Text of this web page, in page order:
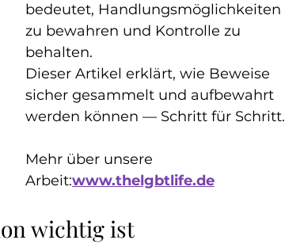
bedeutet, Handlungsmöglichkeiten
zu bewahren und Kontrolle zu
behalten.
Dieser Artikel erklärt, wie Beweise
sicher gesammelt und aufbewahrt
werden können — Schritt für Schritt.
Mehr über unsere
Arbeit:www.thelgbtlife.de
wichtig ist